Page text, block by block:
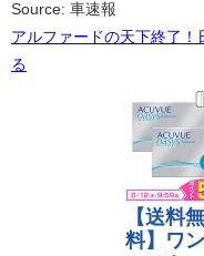
Source: 車速報
アルファードの天下終了
る